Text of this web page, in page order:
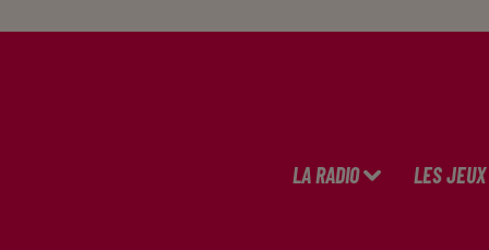
LA RADIO LES JEUX